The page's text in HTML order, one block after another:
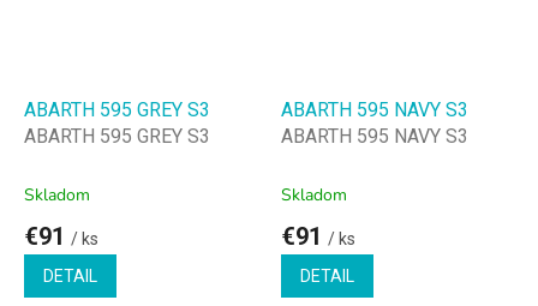
ABARTH 595 GREY S3
ABARTH 595 GREY S3
Skladom
€91 / ks
DETAIL
ABARTH 595 NAVY S3
ABARTH 595 NAVY S3
Skladom
€91 / ks
DETAIL